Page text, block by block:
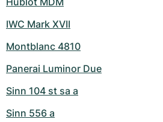
IWC Mark XVII
Montblanc 4810
Panerai Luminor Due
Sinn 104 st sa a
Sinn 556 a